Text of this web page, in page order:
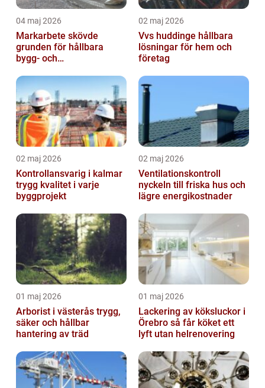
04 maj 2026
Markarbete skövde
grunden för hållbara
bygg- och
02 maj 2026
Vvs huddinge hållbara
lösningar för hem och
företag
02 maj 2026
Kontrollansvarig i kalmar
trygg kvalitet i varje
byggprojekt
02 maj 2026
Ventilationskontroll
nyckeln till friska hus och
lägre energikostnader
01 maj 2026
Arborist i västerås trygg,
säker och hållbar
hantering av träd
01 maj 2026
Lackering av köksluckor i
Örebro så får köket ett
lyft utan helrenovering